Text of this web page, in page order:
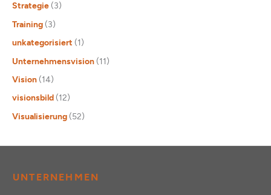
Strategie (3)
Training (3)
unkategorisiert (1)
Unternehmensvision (11)
Vision (14)
visionsbild (12)
Visualisierung (52)
UNTERNEHMEN